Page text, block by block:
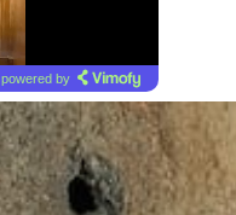
powered by